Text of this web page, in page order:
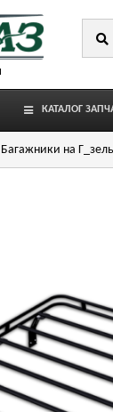
КАТАЛОГ
Багажники на